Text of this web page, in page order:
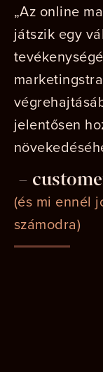
„Az online
játszik egy
jelentősen
–
(és mi ennél
számodra)